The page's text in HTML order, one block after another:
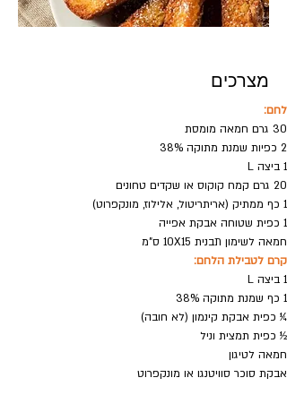
מצרכים
לחם:
30 גרם חמאה מומסת
2 כפיות שמנת מתוקה 38%
1 ביצה L
20 גרם קמח קוקוס או שקדים טחונים
1 כף ממתיק (אריתריטול, אלילוז, מונקפרוט)
1 כפית שטוחה אבקת אפייה
חמאה לשימון תבנית 10X15 ס"מ
קרם לטבילת הלחם:
1 ביצה L
1 כף שמנת מתוקה 38%
¼ כפית אבקת קינמון (לא חובה)
½ כפית תמצית וניל
חמאה לטיגון
אבקת סוכר סוויטנגו או מונקפרוט